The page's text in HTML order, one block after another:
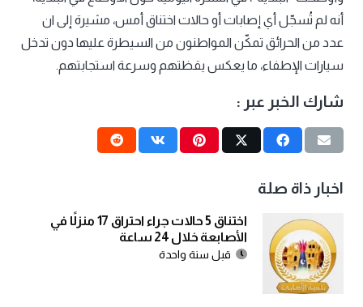
أنه لم تُسجّل أي إصابات أو حالات اختناق أمس، مشيرة إلى ان
عدد من الحرائق تمكّن المواطنون من السيطرة عليها دون تدخل
سيارات الإطفاء، ما يعكس يقظتهم وسرعة استجابتهم.
شارك الخبر عبر :
اخبار ذاة صلة
اختناق 5 حالات جراء احتراق 17 منزلًا في
الأصابعة خلال 24 ساعة
قبل سنة واحدة